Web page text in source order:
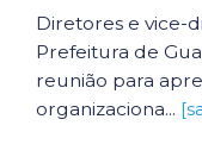
Diretores e vice-
Prefeitura de
reunião para
organizaciona...